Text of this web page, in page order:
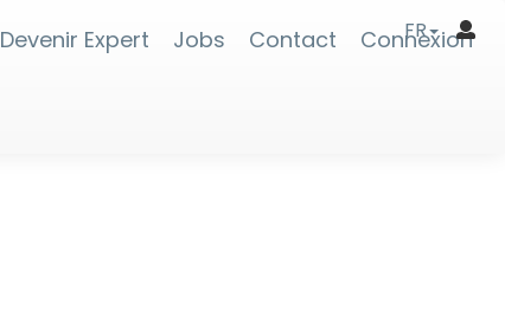
Devenir Expert Jobs Contact Connexion
FR